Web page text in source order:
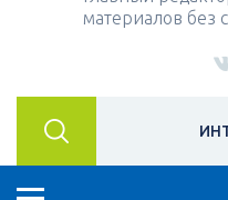
материалов без